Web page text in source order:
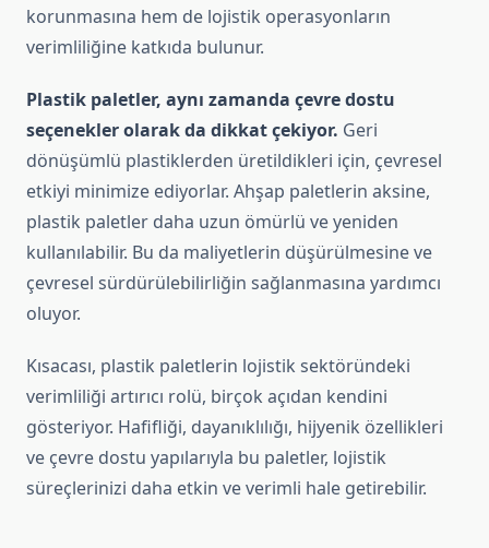
korunmasına hem de lojistik operasyonların
verimliliğine katkıda bulunur.
Plastik paletler, aynı zamanda çevre dostu
seçenekler olarak da dikkat çekiyor. Geri
dönüşümlü plastiklerden üretildikleri için, çevresel
etkiyi minimize ediyorlar. Ahşap paletlerin aksine,
plastik paletler daha uzun ömürlü ve yeniden
kullanılabilir. Bu da maliyetlerin düşürülmesine ve
çevresel sürdürülebilirliğin sağlanmasına yardımcı
oluyor.
Kısacası, plastik paletlerin lojistik sektöründeki
verimliliği artırıcı rolü, birçok açıdan kendini
gösteriyor. Hafifliği, dayanıklılığı, hijyenik özellikleri
ve çevre dostu yapılarıyla bu paletler, lojistik
süreçlerinizi daha etkin ve verimli hale getirebilir.